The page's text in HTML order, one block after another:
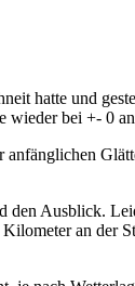
hatte und
bei +- 0
Ausblick.
an